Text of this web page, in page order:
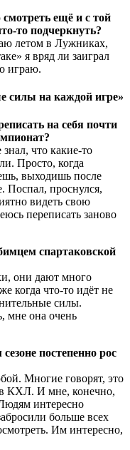
ещё и с той
то подчеркнуть?
летом в Лужниках,
я вряд ли заиграл
играю.
силы на каждой игре»
на себя почти
что какие-то
Просто, когда
выходишь после
Поспал, проснулся,
видеть свою
переписать заново
спартаковской
они дают много
когда что-то идёт не
силы.
мне она очень
постепенно рос
Многие говорят, это
в КХЛ. И мне, конечно,
интересно
больше всех
Им интересно,